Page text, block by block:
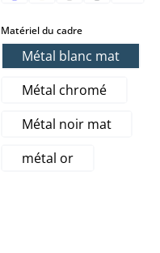
Matériel du cadreselect
Métal blanc mat
Métal chromé
Métal noir mat
métal or